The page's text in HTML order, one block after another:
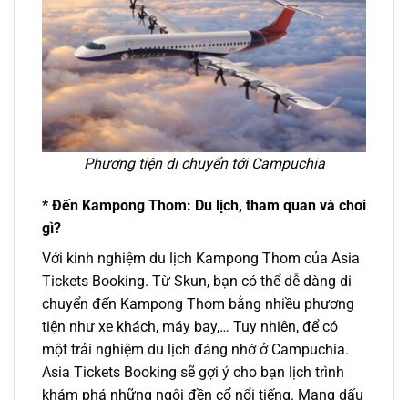
Phương tiện di chuyển tới Campuchia
* Đến Kampong Thom: Du lịch, tham quan và chơi
gì?
Với kinh nghiệm du lịch Kampong Thom của Asia
Tickets Booking. Từ Skun, bạn có thể dễ dàng di
chuyển đến Kampong Thom bằng nhiều phương
tiện như xe khách, máy bay,… Tuy nhiên, để có
một trải nghiệm du lịch đáng nhớ ở Campuchia.
Asia Tickets Booking sẽ gợi ý cho bạn lịch trình
khám phá những ngôi đền cổ nổi tiếng. Mang dấu